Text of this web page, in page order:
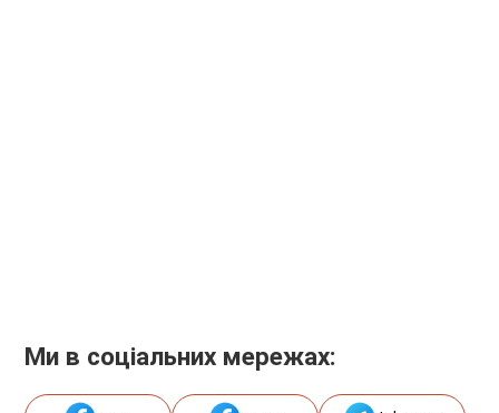
Ми в соціальних мережах: